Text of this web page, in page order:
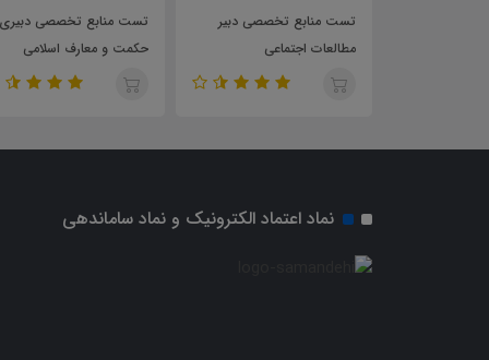
تست منابع تخصصی دبیر
مطالعات اجتماعی
تست منابع تخصصی دبیری
حکمت و معارف اسلامی
نماد اعتماد الکترونیک و نماد ساماندهی